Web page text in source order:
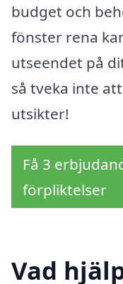
budget och
fönster rena
utseendet på
så tveka inte
utsikter!
Få 3
förpliktelser
Vad